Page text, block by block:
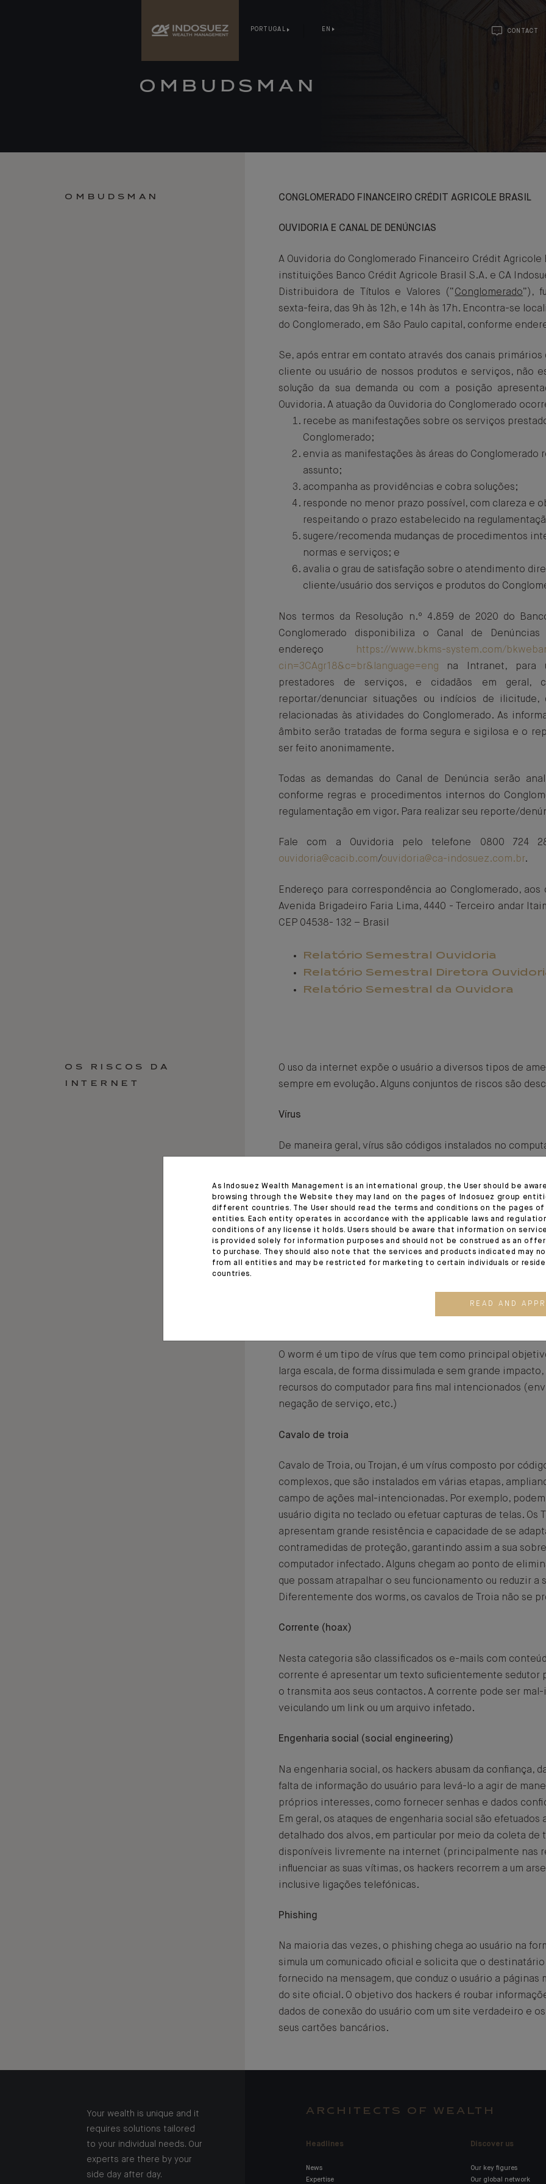
PORTUGAL EN CONTACT
OMBUDSMAN
OMBUDSMAN CONGLOMERADO FINANCEIRO CRÉDIT AGRICOLE BRASIL
OUVIDORIA E CANAL DE DENÚNCIAS
A Ouvidoria do Conglomerado Financeiro Crédit Agricole
instituições Banco Crédit Agricole Brasil S.A. e CA
Distribuidora de Títulos e Valores (“Conglomerado”),
sexta-feira, das 9h às 12h, e 14h às 17h. Encontra-se
do Conglomerado, em São Paulo capital, conforme
Se, após entrar em contato através dos canais primários
cliente ou usuário de nossos produtos e serviços, não
solução da sua demanda ou com a posição
Ouvidoria. A atuação da Ouvidoria do Conglomerado
recebe as manifestações sobre os serviços
Conglomerado;
envia as manifestações às áreas do Conglomerado
assunto;
acompanha as providências e cobra soluções;
responde no menor prazo possível, com clareza e
respeitando o prazo estabelecido na
sugere/recomenda mudanças de procedimentos
normas e serviços; e
avalia o grau de satisfação sobre o atendimento
cliente/usuário dos serviços e produtos do
Nos termos da Resolução n.º 4.859 de 2020 do
Conglomerado disponibiliza o Canal de Denúncias
endereço
https://www.bkms-system.com/
cin=3CAgr18&c=br&language=eng na Intranet, para
prestadores de serviços, e cidadãos em geral,
reportar/denunciar situações ou indícios de ilicitude,
relacionadas às atividades do Conglomerado. As
âmbito serão tratadas de forma segura e sigilosa e o
ser feito anonimamente.
Todas as demandas do Canal de Denúncia serão
conforme regras e procedimentos internos do
regulamentação em vigor. Para realizar seu reporte/
Fale com a Ouvidoria pelo telefone 0800 724
ouvidoria@cacib.com/ouvidoria@ca-indosuez.com.br.
Endereço para correspondência ao Conglomerado, aos
Avenida Brigadeiro Faria Lima, 4440 - Terceiro andar
CEP 04538- 132 – Brasil
Relatório Semestral Ouvidoria
Relatório Semestral Diretora
Relatório Semestral da Ouvidora
OS RISCOS DA
INTERNET
O uso da internet expõe o usuário a diversos tipos de
sempre em evolução. Alguns conjuntos de riscos são
Vírus
De maneira geral, vírus são códigos instalados no
mal-intencionada.
Os antivírus foram desenvolvidos para detectar a
conhecidos e bloqueá-los. Algumas aplicações de
rastrear certos comportamentos previsíveis e
detetando vírus desconhecidos.
regularmente. De preferência, programe atualizações
O worm é um tipo de vírus que tem como principal
larga escala, de forma dissimulada e sem grande
recursos do computador para fins mal intencionados
negação de serviço, etc.)
Cavalo de troia
Cavalo de Troia, ou Trojan, é um vírus composto por
complexos, que são instalados em várias etapas,
campo de ações mal-intencionadas. Por exemplo, podem
usuário digita no teclado ou efetuar capturas de telas. Os
apresentam grande resistência e capacidade de se
contramedidas de proteção, garantindo assim a sua
computador infectado. Alguns chegam ao ponto de
que possam atrapalhar o seu funcionamento ou reduzir a
Diferentemente dos worms, os cavalos de Troia não se
Corrente (hoax)
Nesta categoria são classificados os e-mails com
corrente é apresentar um texto suficientemente sedutor
o transmita aos seus contactos. A corrente pode ser
veiculando um link ou um arquivo infetado.
Engenharia social (social engineering)
Na engenharia social, os hackers abusam da confiança,
falta de informação do usuário para levá-lo a agir de
próprios interesses, como fornecer senhas e dados
Em geral, os ataques de engenharia social são efetuados
detalhado dos alvos, em particular por meio da coleta de
disponíveis livremente na internet (principalmente nas
influenciar as suas vítimas, os hackers recorrem a um
inclusive ligações telefónicas.
Phishing
Na maioria das vezes, o phishing chega ao usuário na
simula um comunicado oficial e solicita que o
fornecido na mensagem, que conduz o usuário a páginas
do site oficial. O objetivo dos hackers é roubar
dados de conexão do usuário com um site verdadeiro e
seus cartões bancários.
Your wealth is unique and it
requires solutions tailored
to your individual needs. Our
experts are there by your
side day after day.
ARCHITECTS OF WEALTH
Headlines
News
Expertise
Discover us
Our key figures
Our global network
As Indosuez Wealth Management is an international group, the User should be
browsing through the Website they may land on the pages of Indosuez group
different countries. The User should read the terms and conditions on the pages
entities. Each entity operates in accordance with the applicable laws and
conditions of any license it holds. Users should be aware that information on
is provided solely for information purposes and should not be construed as an
to purchase. They should also note that the services and products indicated may
from all entities and may be restricted for marketing to certain individuals or
countries.
READ AND